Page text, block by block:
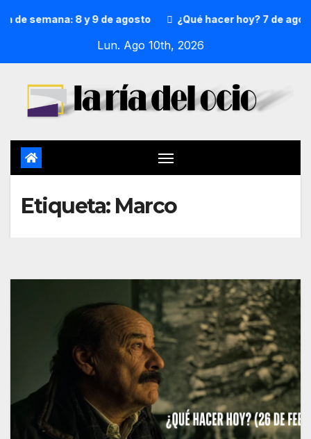
semana: 8 y 9 de agosto ¿Qué hacer hoy? 7 de agosto
Lun. Ago 10th, 2026
Etiqueta: Marco